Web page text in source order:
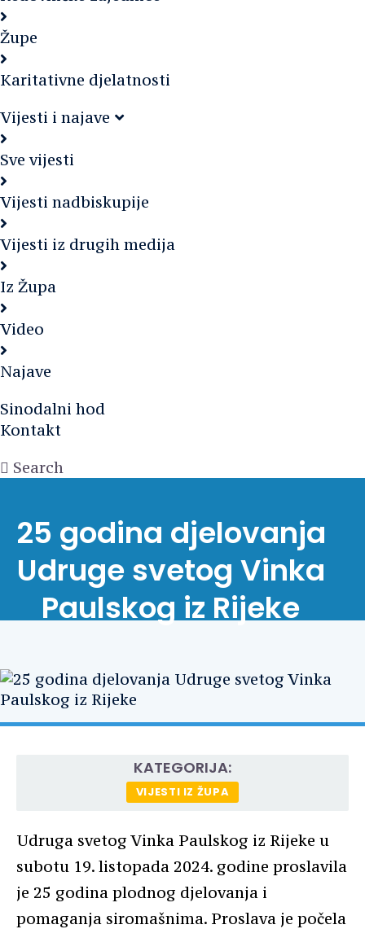
Župe
Karitativne djelatnosti
Vijesti i najave
Sve vijesti
Vijesti nadbiskupije
Vijesti iz drugih medija
Iz Župa
Video
Najave
Sinodalni hod
Kontakt
Search
25 godina djelovanja
Udruge svetog Vinka
Paulskog iz Rijeke
KATEGORIJA:
VIJESTI IZ ŽUPA
Udruga svetog Vinka Paulskog iz Rijeke u
subotu 19. listopada 2024. godine proslavila
je 25 godina plodnog djelovanja i
pomaganja siromašnima. Proslava je počela